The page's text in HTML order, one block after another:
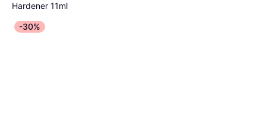
Hardener 11ml
69 kr6 300,00 kr/L
-30%